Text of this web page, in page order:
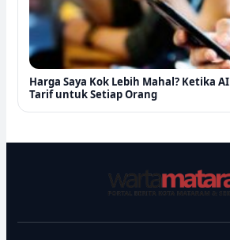
Harga Saya Kok Lebih Mahal? Ketika
Tarif untuk Setiap Orang